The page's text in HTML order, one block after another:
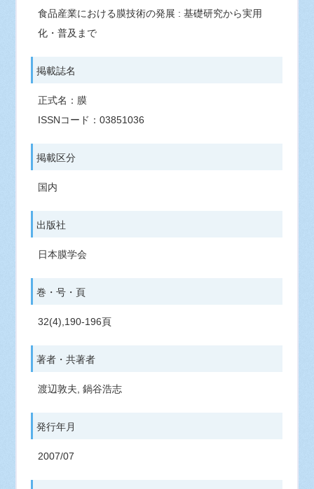
食品産業における膜技術の発展 : 基礎研究から実用
化・普及まで
掲載誌名
正式名：膜
ISSNコード：03851036
掲載区分
国内
出版社
日本膜学会
巻・号・頁
32(4),190-196頁
著者・共著者
渡辺敦夫, 鍋谷浩志
発行年月
2007/07